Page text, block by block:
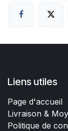
Liens utiles
Page d'accueil
Livraison &
Politique de